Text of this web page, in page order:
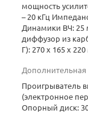
мощность
– 20 кГц
Динамики ВЧ: 25
диффузор из
Г): 270 x 165 x
Проигрыватель
(электронное
Опорный диск: